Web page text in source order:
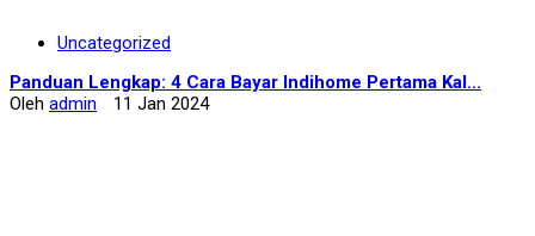
Uncategorized
Panduan Lengkap: 4 Cara Bayar Indihome Pertama Kal...
Oleh admin 11 Jan 2024